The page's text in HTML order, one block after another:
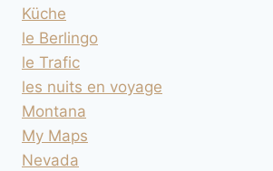
Küche
le Berlingo
le Trafic
les nuits en voyage
Montana
My Maps
Nevada